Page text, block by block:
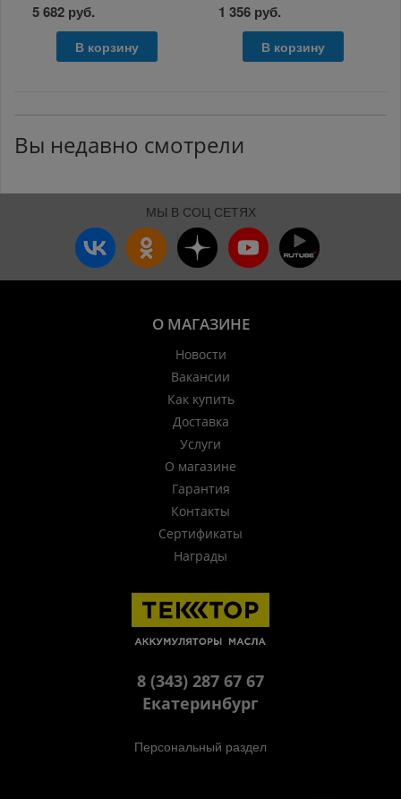
5 682 руб.
В корзину
1 356 руб.
В корзину
Вы недавно смотрели
МЫ В СОЦ СЕТЯХ
О МАГАЗИНЕ
Новости
Вакансии
Как купить
Доставка
Услуги
О магазине
Гарантия
Контакты
Сертификаты
Награды
8 (343) 287 67 67
Екатеринбург
Персональный раздел